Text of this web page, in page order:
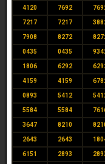
4120 7692
7217 7217
7908 8272
0435 0435
1806 6292
4159 4159
0893 5412
5584 5584
3647 8210
2643 2643
6151 2893